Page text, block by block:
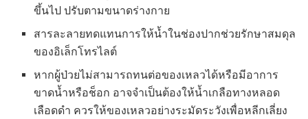
ขึ้นไป ปรับตามขนาดร่างกาย
สารละลายทดแทนการให้น้ำในช่องปากช่วยรักษาสมดุล
ของอิเล็กโทรไลต์
หากผู้ป่วยไม่สามารถทนต่อของเหลวได้หรือมีอาการ
ขาดน้ำหรือช็อก อาจจำเป็นต้องให้น้ำเกลือทางหลอด
เลือดดำ ควรให้ของเหลวอย่างระมัดระวังเพื่อหลีกเลี่ยง